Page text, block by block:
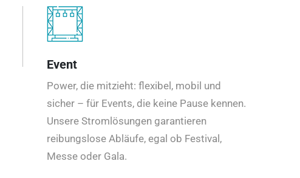
Event
Power, die mitzieht: flexibel, mobil und
sicher – für Events, die keine Pause kennen.
Unsere Stromlösungen garantieren
reibungslose Abläufe, egal ob Festival,
Messe oder Gala.